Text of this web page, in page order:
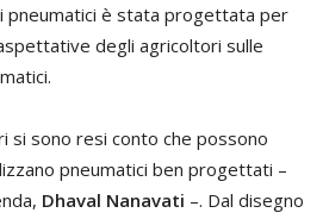
pneumatici è stata progettata per
degli agricoltori sulle
si sono resi conto che possono
pneumatici ben progettati –
Dhaval Nanavati –. Dal disegno